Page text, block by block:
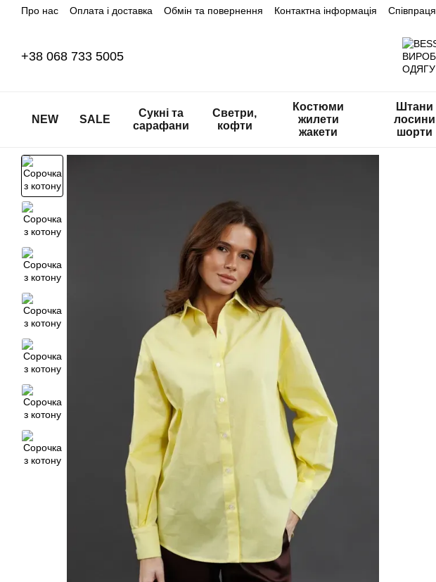
Перейти до основного контенту
Про нас Оплата і доставка Обмін та повернення Контактна інформація Співпраця
+38 068 733 5005
NEW SALE
Сукні та
сарафани
Светри,
кофти
Костюми
жилети
жакети
Штани
лосини
шорти